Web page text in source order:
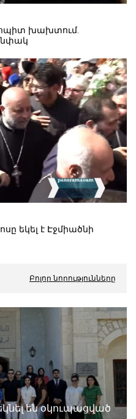
խախտում.
եկել է Էջմիածնի
Բոլոր նորությունները
են օկուպացված